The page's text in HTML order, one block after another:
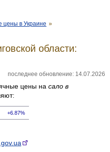
цены в Украине »
области:
последнее обновление: 14.07.2026
цены на сало в
6.87%